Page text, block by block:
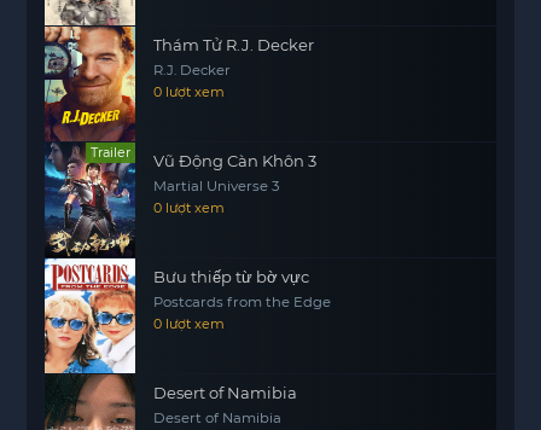
Thám Tử R.J. Decker
R.J. Decker
0 lượt xem
Trailer Vũ Động Càn Khôn 3
Martial Universe 3
0 lượt xem
Bưu thiếp từ bờ vực
Postcards from the Edge
0 lượt xem
Desert of Namibia
Desert of Namibia